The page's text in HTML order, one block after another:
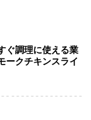
ぐ調理に使える業
ークチキンスライ